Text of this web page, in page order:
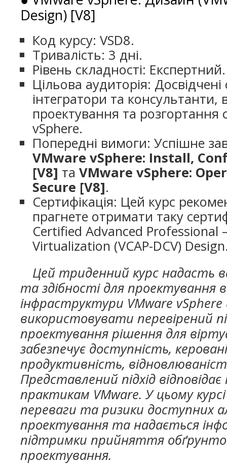
Design) [V8]
Код курсу: VSD8.
Тривалість: 3 дні.
Рівень складності: Експертний.
Цільова аудиторія: Досвідчені
інтегратори та консультанти,
проектування та
vSphere.
Попередні вимоги: Успішне
VMware vSphere: Install,
[V8] та VMware vSphere:
Secure [V8].
Сертифікація: Цей курс
прагнете отримати таку
Certified Advanced Professional
Virtualization (VCAP-DCV)
Цей триденний курс надасть
та здібності для проектування
інфраструктури VMware
використовувати перевірений
проектування рішення для
забезпечує доступність,
продуктивність,
Представлений підхід
практикам VMware. У цьому
переваги та ризики доступних
проектування та надається
підтримки прийняття
проектування.